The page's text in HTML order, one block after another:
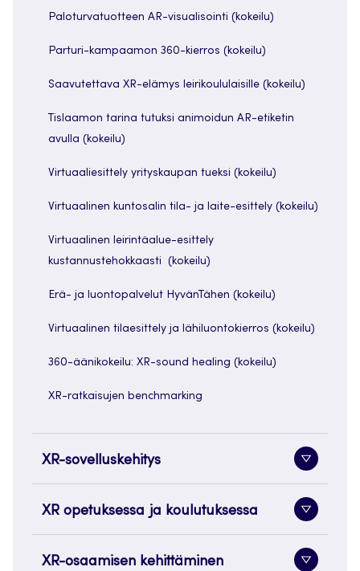
Paloturvatuotteen AR-visualisointi (kokeilu)
Parturi-kampaamon 360-kierros (kokeilu)
Saavutettava XR-elämys leirikoululaisille (kokeilu)
Tislaamon tarina tutuksi animoidun AR-etiketin
avulla (kokeilu)
Virtuaaliesittely yrityskaupan tueksi (kokeilu)
Virtuaalinen kuntosalin tila- ja laite-esittely (kokeilu)
Virtuaalinen leirintäalue-esittely
kustannustehokkaasti (kokeilu)
Erä- ja luontopalvelut HyvänTähen (kokeilu)
Virtuaalinen tilaesittely ja lähiluontokierros (kokeilu)
360-äänikokeilu: XR-sound healing (kokeilu)
XR-ratkaisujen benchmarking
XR-sovelluskehitys
painike
XR opetuksessa ja koulutuksessa
painike
XR-osaamisen kehittäminen